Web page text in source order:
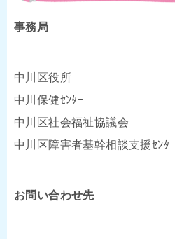
事務局
中川区役所
中川保健ｾﾝﾀｰ
中川区社会福祉協議会
中川区障害者基幹相談支援ｾﾝﾀｰ
お問い合わせ先